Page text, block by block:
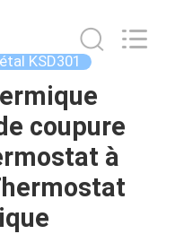
KSD301
coupure
à